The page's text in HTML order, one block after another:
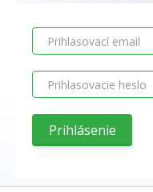
Vzdelávanie
O nás + Kontakty
Poradňa